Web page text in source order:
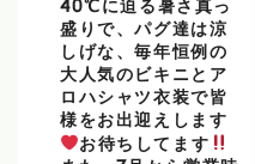
40℃に迫る暑さ真っ
盛りで、パグ達は涼
しげな、毎年恒例の
大人気のビキニとア
ロハシャツ衣装で皆
様をお出迎えします
お待ちしてます